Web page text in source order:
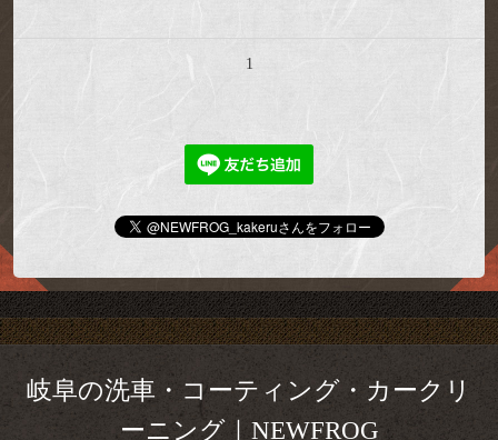
1
岐阜の洗車・コーティング・カークリ
ーニング｜NEWFROG